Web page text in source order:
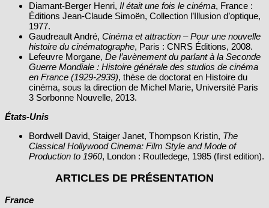
Diamant‑Berger Henri, Il était une fois le cinéma, France :
Éditions Jean‑Claude Simoën, Collection l’Illusion d’optique,
1977.
Gaudreault André, Cinéma et attraction – Pour une nouvelle
histoire du cinématographe, Paris : CNRS Éditions, 2008.
Lefeuvre Morgane, De l’avènement du parlant à la Seconde
Guerre Mondiale : Histoire générale des studios de cinéma
en France (1929‑2939), thèse de doctorat en Histoire du
cinéma, sous la direction de Michel Marie, Université Paris
3 Sorbonne Nouvelle, 2013.
États-Unis
Bordwell David, Staiger Janet, Thompson Kristin, The
Classical Hollywood Cinema: Film Style and Mode of
Production to 1960, London : Routledege, 1985 (first edition).
ARTICLES DE PRÉSENTATION
France